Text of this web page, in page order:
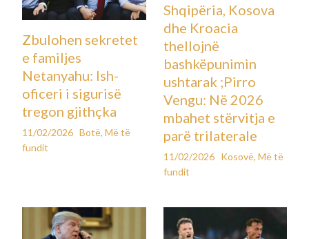
Zbulohen sekretet
e familjes
Netanyahu: Ish-
oficeri i sigurisë
tregon gjithçka
11/02/2026 Botë,Më të
fundit
Shqipëria, Kosova
dhe Kroacia
thellojnë
bashkëpunimin
ushtarak ;Pirro
Vengu: Në 2026
mbahet stërvitja e
parë trilaterale
11/02/2026 Kosovë, Më të
fundit